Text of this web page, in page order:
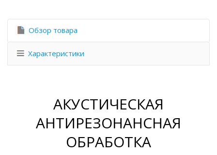
Обзор товара
Характеристики
АКУСТИЧЕСКАЯ
АНТИРЕЗОНАНСНАЯ
ОБРАБОТКА